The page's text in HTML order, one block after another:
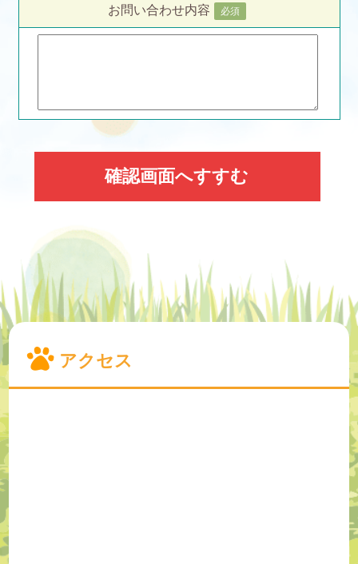
お問い合わせ内容 必須
アクセス